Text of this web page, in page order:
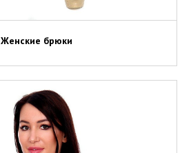
Женские брюки